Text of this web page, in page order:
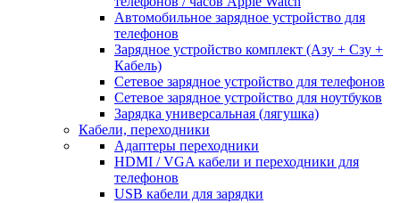
Автомобильное зарядное устройство для
телефонов
Зарядное устройство комплект (Азу + Сзу +
Кабель)
Сетевое зарядное устройство для телефонов
Сетевое зарядное устройство для ноутбуков
Зарядка универсальная (лягушка)
Кабели, переходники
Адаптеры переходники
HDMI / VGA кабели и переходники для
телефонов
USB кабели для зарядки